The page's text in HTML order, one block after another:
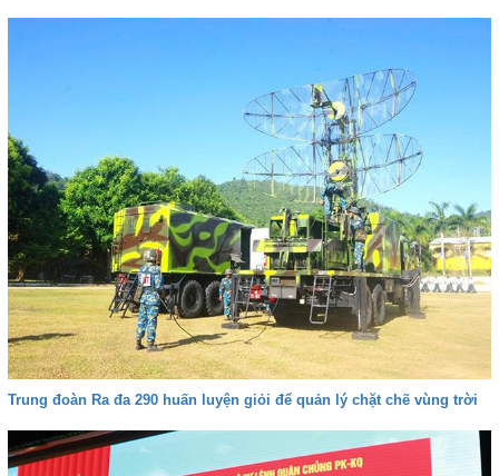
Trung đoàn Ra đa 290 huấn luyện giỏi để quản lý chặt chẽ vùng trời